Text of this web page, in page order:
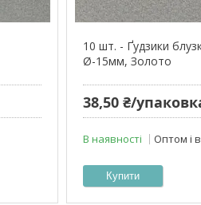
10 шт. - Ґудзики
Ø-15мм, Золото
38,50 ₴/
В наявності Оптом і
Купити